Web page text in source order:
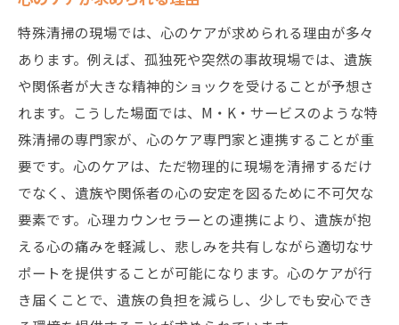
特殊清掃の現場では、心のケアが求められる理由が多々
あります。例えば、孤独死や突然の事故現場では、遺族
や関係者が大きな精神的ショックを受けることが予想さ
れます。こうした場面では、M・K・サービスのような特
殊清掃の専門家が、心のケア専門家と連携することが重
要です。心のケアは、ただ物理的に現場を清掃するだけ
でなく、遺族や関係者の心の安定を図るために不可欠な
要素です。心理カウンセラーとの連携により、遺族が抱
える心の痛みを軽減し、悲しみを共有しながら適切なサ
ポートを提供することが可能になります。心のケアが行
き届くことで、遺族の負担を減らし、少しでも安心でき